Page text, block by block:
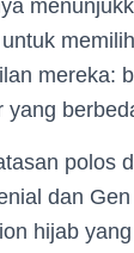
mereka:
yang
polos
dan
hijab